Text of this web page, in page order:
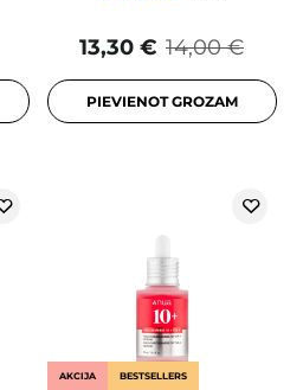
14,00 €
13,30 €
PIEVIENOT GROZAM
AKCIJA BESTSELLERS